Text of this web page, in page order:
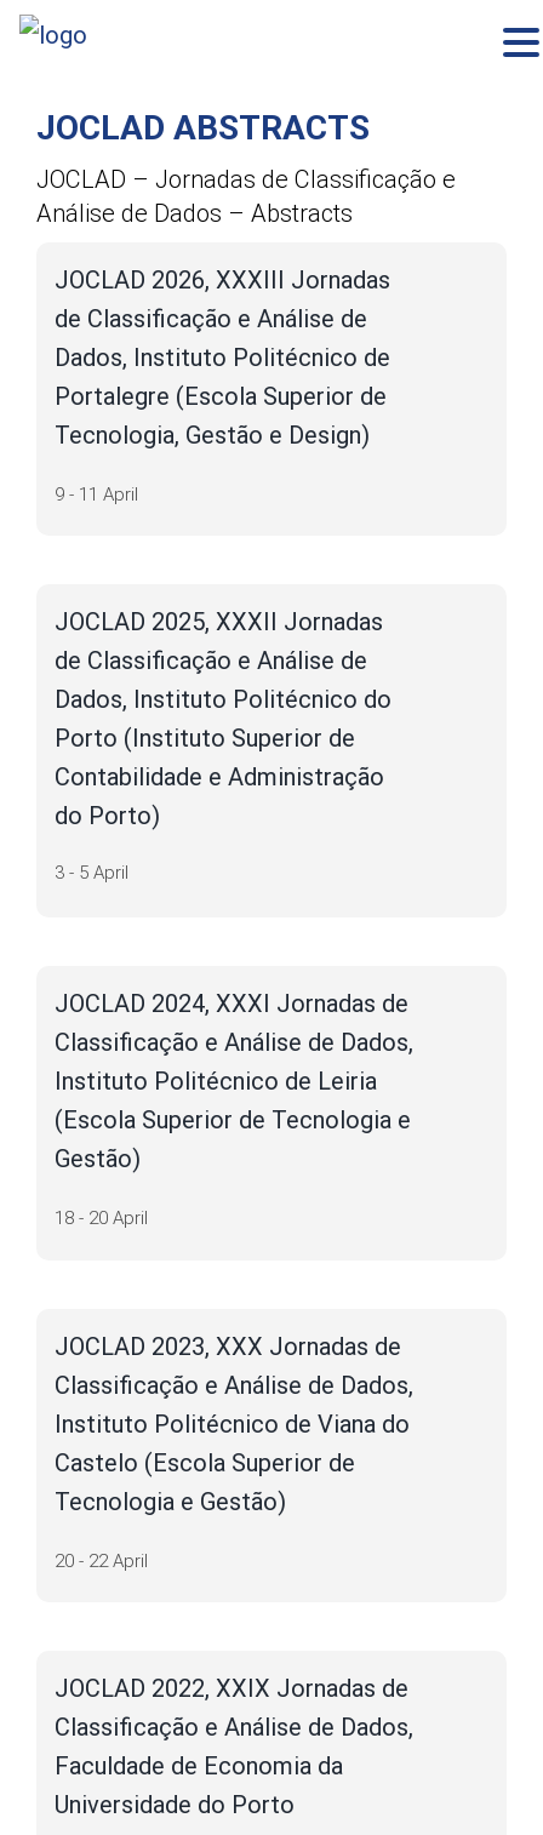
contentJOCLAD ABSTRACTS
JOCLAD – Jornadas de Classificação e
Análise de Dados – Abstracts
JOCLAD 2026, XXXIII Jornadas
de Classificação e Análise de
Dados, Instituto Politécnico de
Portalegre (Escola Superior de
Tecnologia, Gestão e Design)
9 - 11 April
JOCLAD 2025, XXXII Jornadas
de Classificação e Análise de
Dados, Instituto Politécnico do
Porto (Instituto Superior de
Contabilidade e Administração
do Porto)
3 - 5 April
JOCLAD 2024, XXXI Jornadas de
Classificação e Análise de Dados,
Instituto Politécnico de Leiria
(Escola Superior de Tecnologia e
Gestão)
18 - 20 April
JOCLAD 2023, XXX Jornadas de
Classificação e Análise de Dados,
Instituto Politécnico de Viana do
Castelo (Escola Superior de
Tecnologia e Gestão)
20 - 22 April
JOCLAD 2022, XXIX Jornadas de
Classificação e Análise de Dados,
Faculdade de Economia da
Universidade do Porto
Necessary
Esses cookies
não são
são
necessários
para o
funcionamento
do site.
Statistics
and
based on
website is
used.
In order for
visit. If you
cookies,
functionality
will
disappear
from the
and
you visit our
increase the
chance of
seeing